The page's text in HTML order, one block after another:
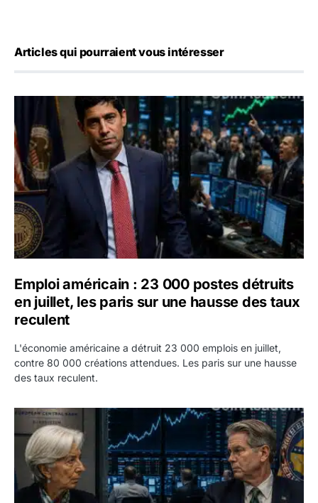
Articles qui pourraient vous intéresser
Emploi américain : 23 000 postes détruits en juillet, les
Emploi américain : 23 000 postes détruits
en juillet, les paris sur une hausse des taux
reculent
L'économie américaine a détruit 23 000 emplois en juillet,
contre 80 000 créations attendues. Les paris sur une hausse
des taux reculent.
Yen : Washington a vendu des euros sans prévenir la